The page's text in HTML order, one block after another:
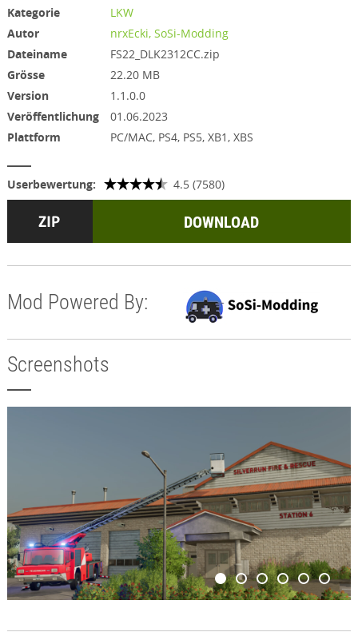
Kategorie
LKW
Autor
nrxEcki, SoSi-Modding
Dateiname
FS22_DLK2312CC.zip
Grösse
22.20 MB
Version
1.1.0.0
Veröffentlichung
01.06.2023
Plattform
PC/MAC, PS4, PS5, XB1, XBS
Userbewertung: 4.5 (7580)
DOWNLOAD
Mod Powered By:
Screenshots